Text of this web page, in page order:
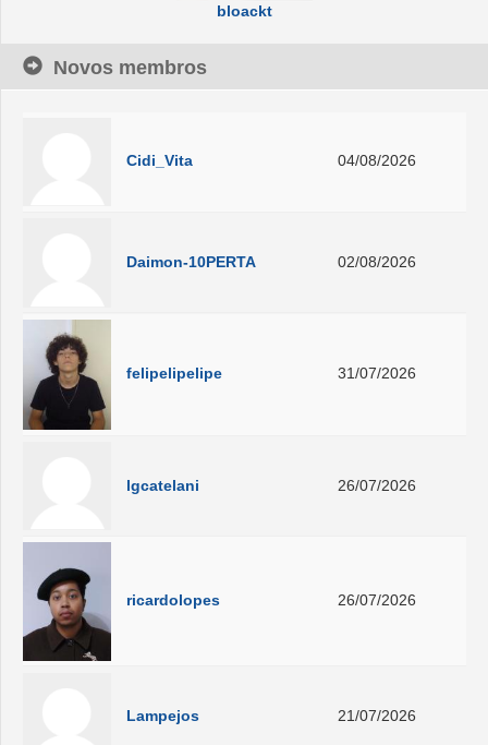
bloackt
Novos membros
Cidi_Vita 04/08/2026
Daimon-10PERTA 02/08/2026
felipelipelipe 31/07/2026
lgcatelani 26/07/2026
ricardolopes 26/07/2026
Lampejos 21/07/2026